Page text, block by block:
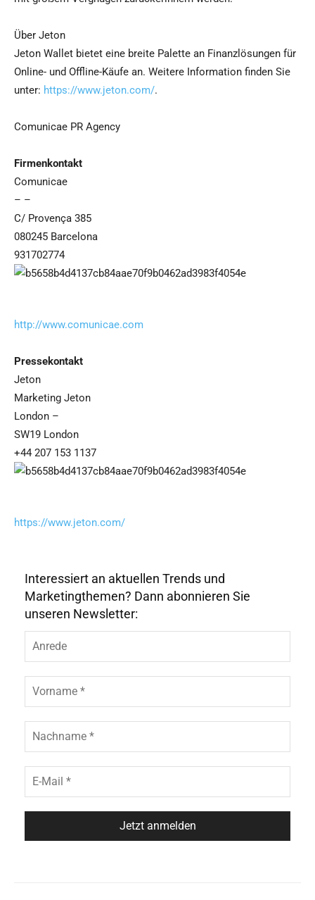
Über Jeton
Jeton Wallet bietet eine breite Palette an Finanzlösungen für
Online- und Offline-Käufe an. Weitere Information finden Sie
unter: https://www.jeton.com/.
Comunicae PR Agency
Firmenkontakt
Comunicae
– –
C/ Provença 385
080245 Barcelona
931702774
http://www.comunicae.com
Pressekontakt
Jeton
Marketing Jeton
London –
SW19 London
+44 207 153 1137
https://www.jeton.com/
Interessiert an aktuellen Trends und
Marketingthemen? Dann abonnieren Sie
unseren Newsletter: